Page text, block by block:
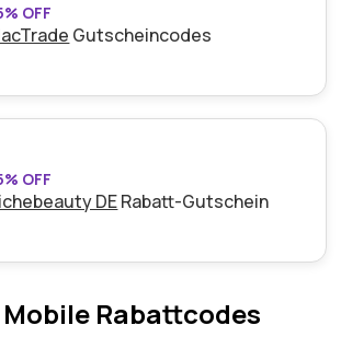
OFF
Gutscheincodes
OFF
DERabatt-Gutschein
Rabattcodes